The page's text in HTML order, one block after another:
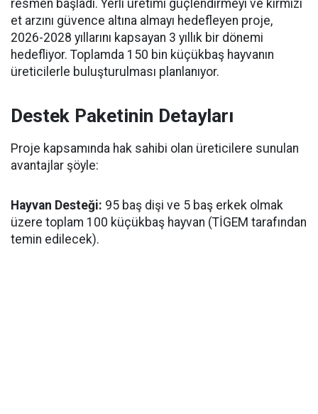
resmen başladı. Yerli üretimi güçlendirmeyi ve kırmızı
et arzını güvence altına almayı hedefleyen proje,
2026-2028 yıllarını kapsayan 3 yıllık bir dönemi
hedefliyor. Toplamda 150 bin küçükbaş hayvanın
üreticilerle buluşturulması planlanıyor.
Destek Paketinin Detayları
Proje kapsamında hak sahibi olan üreticilere sunulan
avantajlar şöyle:
Hayvan Desteği: 95 baş dişi ve 5 baş erkek olmak
üzere toplam 100 küçükbaş hayvan (TİGEM tarafından
temin edilecek).